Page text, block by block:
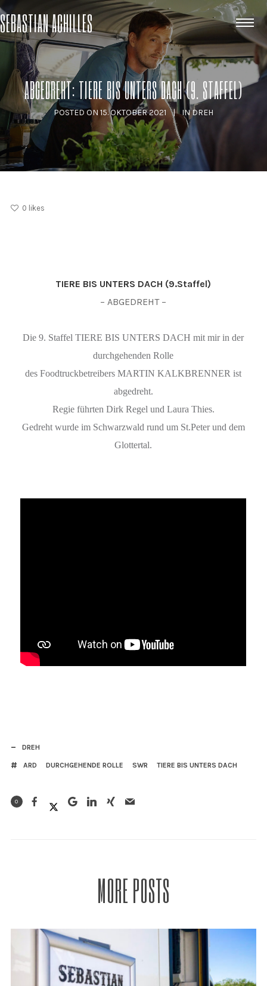
SEBASTIAN ACHILLES
ABGEDREHT: TIERE BIS UNTERS DACH (9. STAFFEL)
POSTED ON 15. OKTOBER 2021 INDREH
0 likes
TIERE BIS UNTERS DACH (9.Staffel)
– ABGEDREHT –
Die 9. Staffel TIERE BIS UNTERS DACH mit mir in der
durchgehenden Rolle
des Foodtruckbetreibers MARTIN KALKBRENNER ist
abgedreht.
Regie führten Dirk Regel und Laura Thies.
Gedreht wurde im Schwarzwald rund um St.Peter und dem
Glottertal.
DREH
ARD DURCHGEHENDE ROLLE SWR TIERE BIS UNTERS DACH
0
MORE POSTS